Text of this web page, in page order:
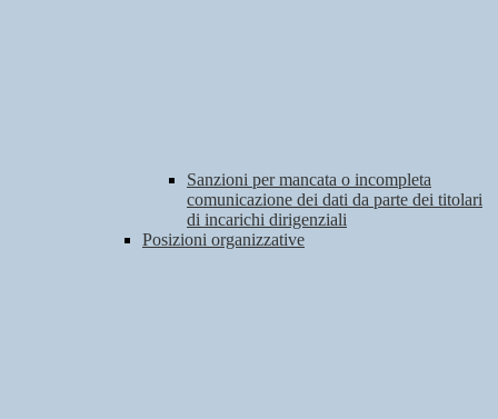
Sanzioni per mancata o incompleta
comunicazione dei dati da parte dei titolari
di incarichi dirigenziali
Posizioni organizzative